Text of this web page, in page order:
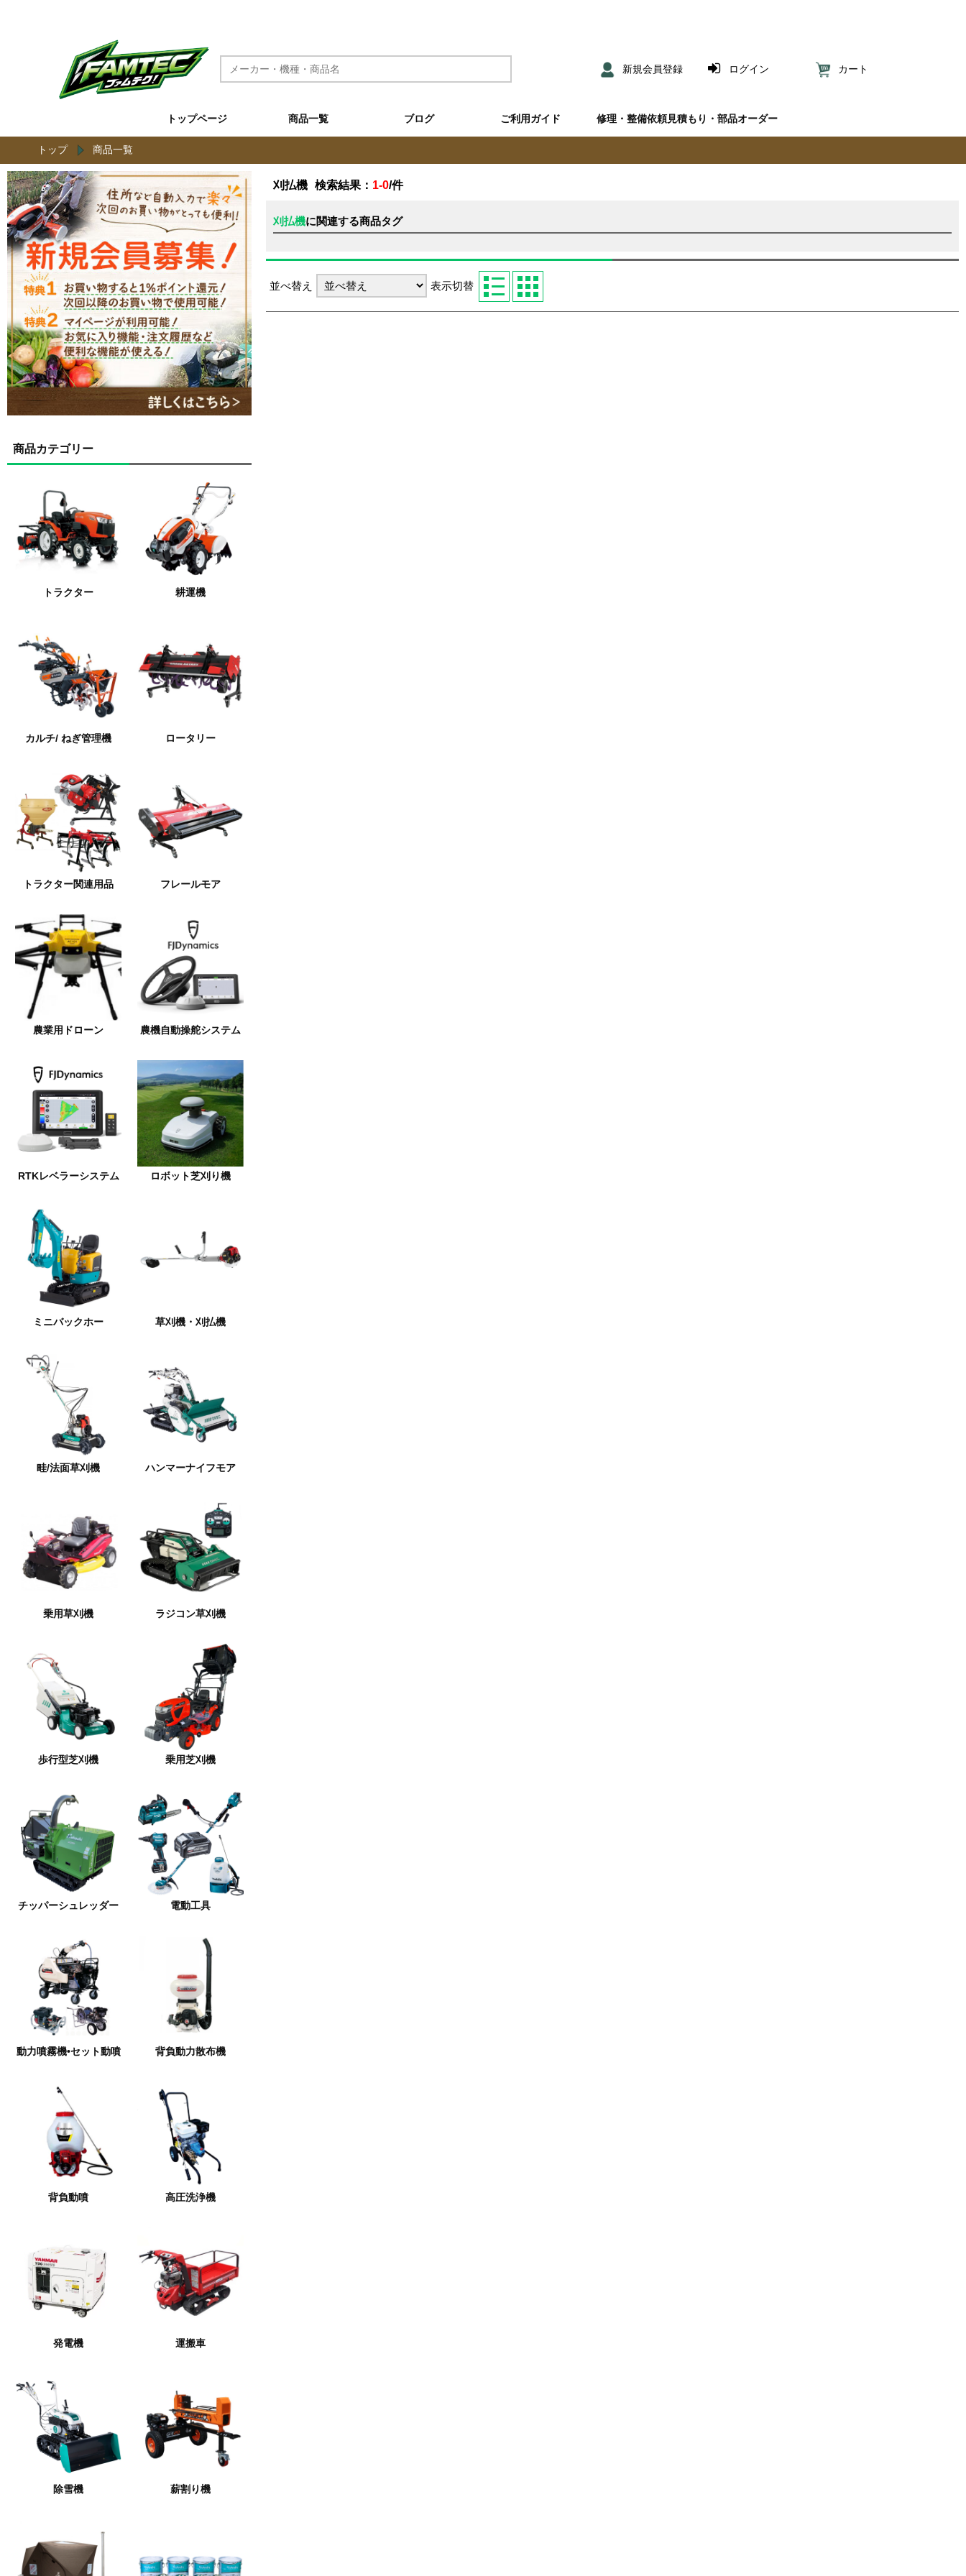
新規会員登録 ログイン カート
トップページ 商品一覧 ブログ ご利用ガイド 修理・整備依頼見積もり・部品オーダー
トップ 商品一覧
商品カテゴリー
トラクター 耕運機
カルチ/ ねぎ管理機 ロータリー
トラクター関連用品 フレールモア
農業用ドローン 農機自動操舵システム
RTKレベラーシステム ロボット芝刈り機
ミニバックホー 草刈機・刈払機
畦/法面草刈機 ハンマーナイフモア
乗用草刈機 ラジコン草刈機
歩行型芝刈機 乗用芝刈機
チッパーシュレッダー 電動工具
動力噴霧機•セット動噴 背負動力散布機
背負動噴 高圧洗浄機
発電機 運搬車
除雪機 薪割り機
刈払機 検索結果： 1-0/件
刈払機に関連する商品タグ
並べ替え 表示切替